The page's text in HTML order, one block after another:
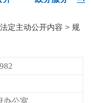
法定主动公开内容 > 规